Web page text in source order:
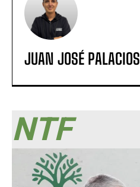
JUAN JOSÉ PALACIOS
NTF